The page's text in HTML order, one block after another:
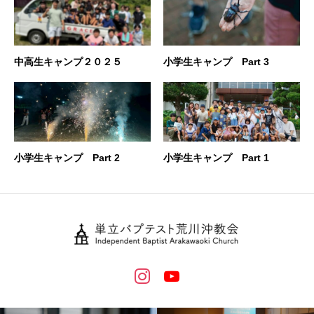
中高生キャンプ２０２５ 小学生キャンプ Part 3
小学生キャンプ Part 2 小学生キャンプ Part 1